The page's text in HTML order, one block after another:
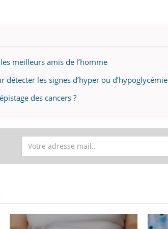
meilleurs amis de l’homme
détecter les signes d’hyper ou d’hypoglycémie
des cancers ?